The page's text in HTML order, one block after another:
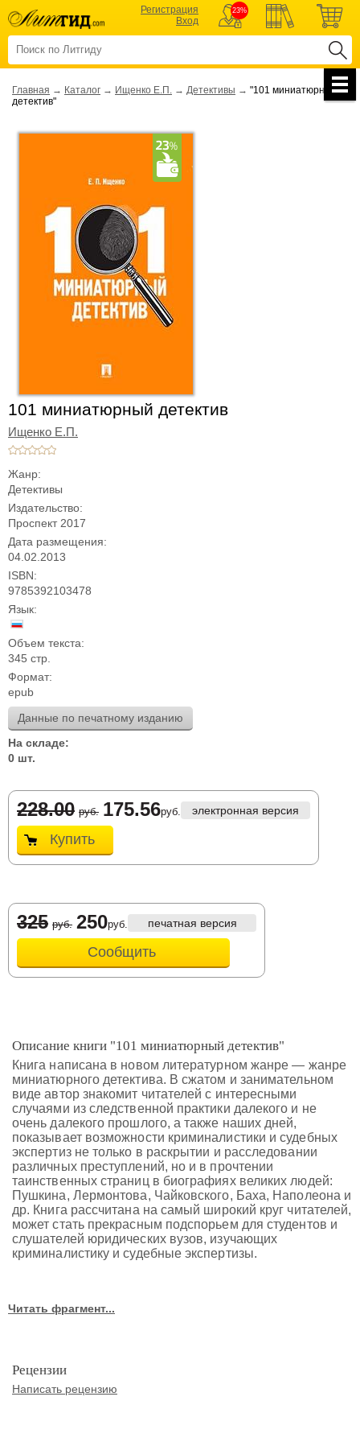
Регистрация
Вход
23%
Главная → Каталог → Ищенко Е.П. → Детективы → "101 миниатюрный
детектив"
101 миниатюрный детектив
Ищенко Е.П.
Жанр:
Детективы
Издательство:
Проспект 2017
Дата размещения:
04.02.2013
ISBN:
9785392103478
Язык:
Объем текста:
345 стр.
Формат:
epub
Данные по печатному изданию
На складе:
0 шт.
228.00 руб. 175.56руб. электронная версия
Купить
325 руб. 250руб. печатная версия
Сообщить
Описание книги "101 миниатюрный детектив"
Книга написана в новом литературном жанре — жанре
миниатюрного детектива. В сжатом и занимательном
виде автор знакомит читателей с интересными
случаями из следственной практики далекого и не
очень далекого прошлого, а также наших дней,
показывает возможности криминалистики и судебных
экспертиз не только в раскрытии и расследовании
различных преступлений, но и в прочтении
таинственных страниц в биографиях великих людей:
Пушкина, Лермонтова, Чайковского, Баха, Наполеона и
др. Книга рассчитана на самый широкий круг читателей,
может стать прекрасным подспорьем для студентов и
слушателей юридических вузов, изучающих
криминалистику и судебные экспертизы.
Читать фрагмент...
Рецензии
Написать рецензию